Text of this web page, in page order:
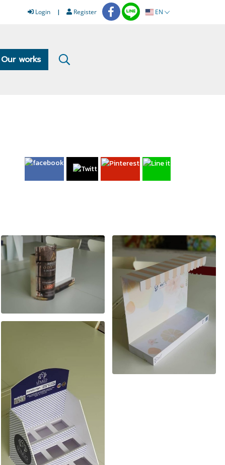
Login Register EN
Our works